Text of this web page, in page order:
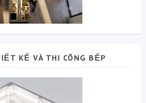
KẾ VÀ THI CÔNG BẾP